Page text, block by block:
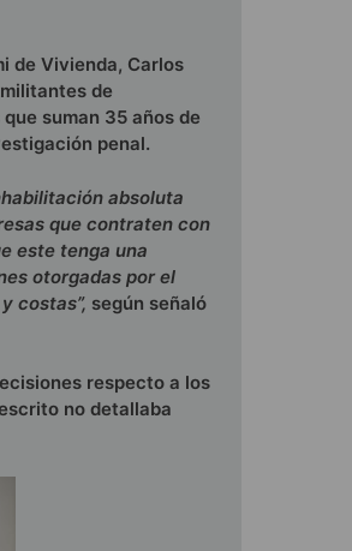
de Vivienda, Carlos
de
suman 35 años de
penal.
absoluta
que contraten con
este tenga una
otorgadas por el
costas”, según señaló
respecto a los
no detallaba